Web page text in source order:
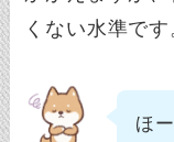
くない水準です
ほ